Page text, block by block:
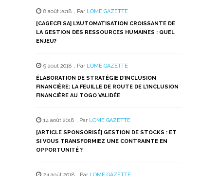
une
nouvelle
fenêtre)
une
nouvelle
fenêtre)
une
nouvelle
fenêtre)
une
nouvelle
fenêtre)
nouvelle
fenêtre)
8 août 2018 , Par LOME GAZETTE
[CAGECFI SA] L’AUTOMATISATION CROISSANTE DE
LA GESTION DES RESSOURCES HUMAINES : QUEL
ENJEU?
9 août 2018 , Par LOME GAZETTE
ÉLABORATION DE STRATÉGIE D’INCLUSION
FINANCIÈRE: LA FEUILLE DE ROUTE DE L’INCLUSION
FINANCIÈRE AU TOGO VALIDÉE
14 août 2018 , Par LOME GAZETTE
[ARTICLE SPONSORISÉ] GESTION DE STOCKS : ET
SI VOUS TRANSFORMIEZ UNE CONTRAINTE EN
OPPORTUNITÉ ?